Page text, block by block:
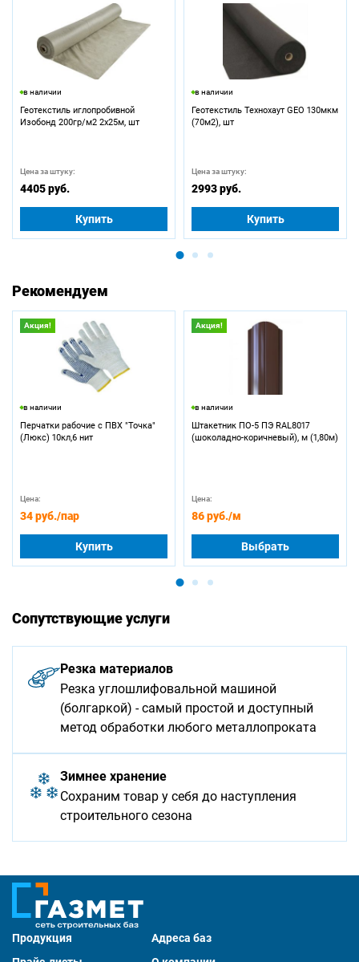
в наличии
Геотекстиль иглопробивной
Изобонд 200гр/м2 2х25м, шт
Цена за штуку:
4405 руб.
Купить
в наличии
Геотекстиль Технохаут GEO 130мкм
(70м2), шт
Цена за штуку:
2993 руб.
Купить
Рекомендуем
Акция!
в наличии
Перчатки рабочие с ПВХ "Точка"
(Люкс) 10кл,6 нит
Цена:
34 руб./пар
Купить
Акция!
в наличии
Штакетник ПО-5 ПЭ RAL8017
(шоколадно-коричневый), м (1,80м)
Цена:
86 руб./м
Выбрать
Сопутствующие услуги
Резка материалов
Резка углошлифовальной машиной
(болгаркой) - самый простой и доступный
метод обработки любого металлопроката
Зимнее хранение
Сохраним товар у себя до наступления
строительного сезона
Продукция
Адреса баз